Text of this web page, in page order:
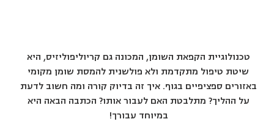
טכנולוגיית הקפאת השומן, המכונה גם קריוליפוליזיס, היא
שיטת טיפול מתקדמת ולא פולשנית להמסת שומן מקומי
באזורים ספציפיים בגוף. איך זה בדיוק קורה ומה חשוב לדעת
על ההליך? מתלבטת האם לעבור אותו? הכתבה הבאה היא
במיוחד עבורך!